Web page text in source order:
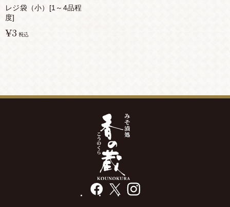
レジ袋（小）[1～4品程
度]
¥3 税込
facebook instagram